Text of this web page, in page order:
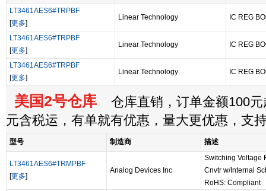
LT3461AES6#TRPBF
[更多]
Linear Technology IC REG
LT3461AES6#TRPBF
[更多]
Linear Technology IC REG
LT3461AES6#TRPBF
[更多]
Linear Technology IC REG
美国2号仓库 仓库直销，订单金额100元
元含税运，有单就有优惠，量大更优惠，支
型号 制造商 描述
LT3461AES6#TRMPBF
[更多]
Analog Devices Inc
Switching Voltage
Cnvtr w/Internal
RoHS: Compliant